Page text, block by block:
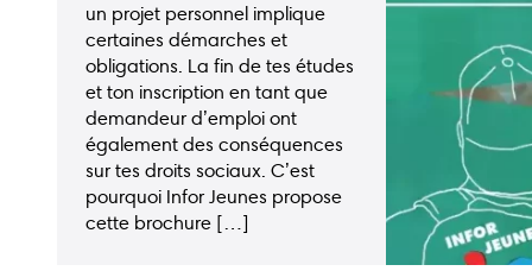
un projet personnel implique
certaines démarches et
obligations. La fin de tes études
et ton inscription en tant que
demandeur d’emploi ont
également des conséquences
sur tes droits sociaux. C’est
pourquoi Infor Jeunes propose
cette brochure […]
Guide
écoles
Guide
bons
plans
Animations